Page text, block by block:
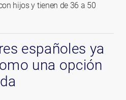
hijos y tienen de 36 a 50
españoles ya
una opción